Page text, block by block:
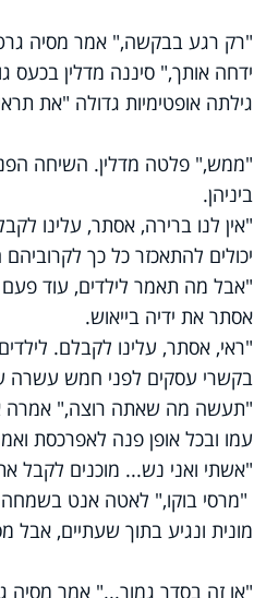
"רק רגע בבקשה," אמר מסיה
ידחה אותך," סיננה מדלין
גילתה אופטימיות גדולה "את
"ממש," פלטה מדלין. השיחה
ביניהן.
"אין לנו ברירה, אסתר, עלינו
יכולים להתאכזר כל כך
"אבל מה תאמר לילדים, עוד
אסתר את ידיה בייאוש.
"ראי, אסתר, עלינו לקבלם.
בקשרי עסקים לפני חמש עשרה
"תעשה מה שאתה רוצה," אמרה
עמו ובכל אופן פנה לאפרכסת
"אשתי ואני נש... מוכנים לקבל
"מרסי בוקו," לאטה אנט
מונית ונגיע בתוך שעתיים,
"או זה בסדר גמור..." אמר מסיה